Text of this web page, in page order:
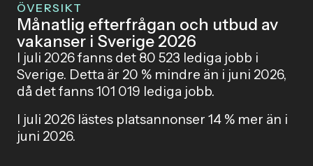
ÖVERSIKT
Månatlig efterfrågan och utbud av
vakanser i Sverige 2026
I juli 2026 fanns det 80 523 lediga jobb i
Sverige. Detta är 20 % mindre än i juni 2026,
då det fanns 101 019 lediga jobb.
I juli 2026 lästes platsannonser 14 % mer än i
juni 2026.